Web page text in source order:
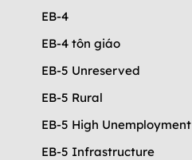
EB-4
EB-4 tôn giáo
EB-5 Unreserved
EB-5 Rural
EB-5 High Unemployment
EB-5 Infrastructure